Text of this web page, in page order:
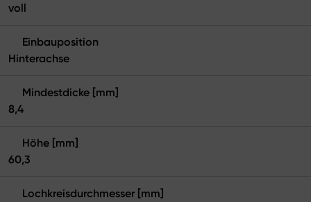
voll
Einbauposition
Hinterachse
Mindestdicke [mm]
8,4
Höhe [mm]
60,3
Lochkreisdurchmesser [mm]